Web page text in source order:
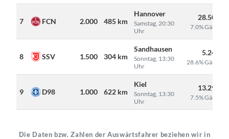
7 FCN 2.000 485 km
Hannover
Samstag, 20:30
Uhr
28.500
7.0% Gäste
8 SSV 1.500 304 km
Sandhausen
Sonntag, 13:30
Uhr
5.243
28.6% Gäste
9 D98 1.000 622 km
Kiel
Sonntag, 13:30
Uhr
13.296
7.5% Gäste
Die Daten bzw. Zahlen der Auswärtsfahrer beziehen wir in